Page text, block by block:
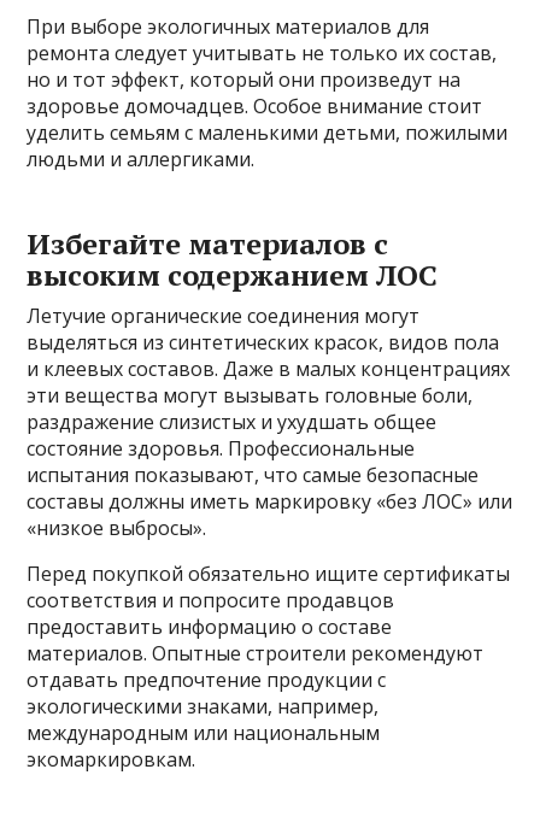
При выборе экологичных материалов для
ремонта следует учитывать не только их состав,
но и тот эффект, который они произведут на
здоровье домочадцев. Особое внимание стоит
уделить семьям с маленькими детьми, пожилыми
людьми и аллергиками.
Избегайте материалов с
высоким содержанием ЛОС
Летучие органические соединения могут
выделяться из синтетических красок, видов пола
и клеевых составов. Даже в малых концентрациях
эти вещества могут вызывать головные боли,
раздражение слизистых и ухудшать общее
состояние здоровья. Профессиональные
испытания показывают, что самые безопасные
составы должны иметь маркировку «без ЛОС» или
«низкое выбросы».
Перед покупкой обязательно ищите сертификаты
соответствия и попросите продавцов
предоставить информацию о составе
материалов. Опытные строители рекомендуют
отдавать предпочтение продукции с
экологическими знаками, например,
международным или национальным
экомаркировкам.